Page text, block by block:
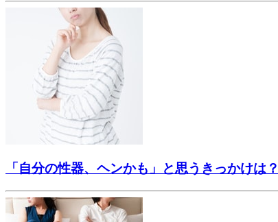
「自分の性器、ヘンかも」と思うきっかけは？